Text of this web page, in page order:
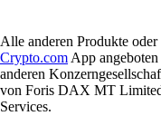
Alle anderen Produkte
Crypto.com App
anderen
von Foris DAX MT
Services.